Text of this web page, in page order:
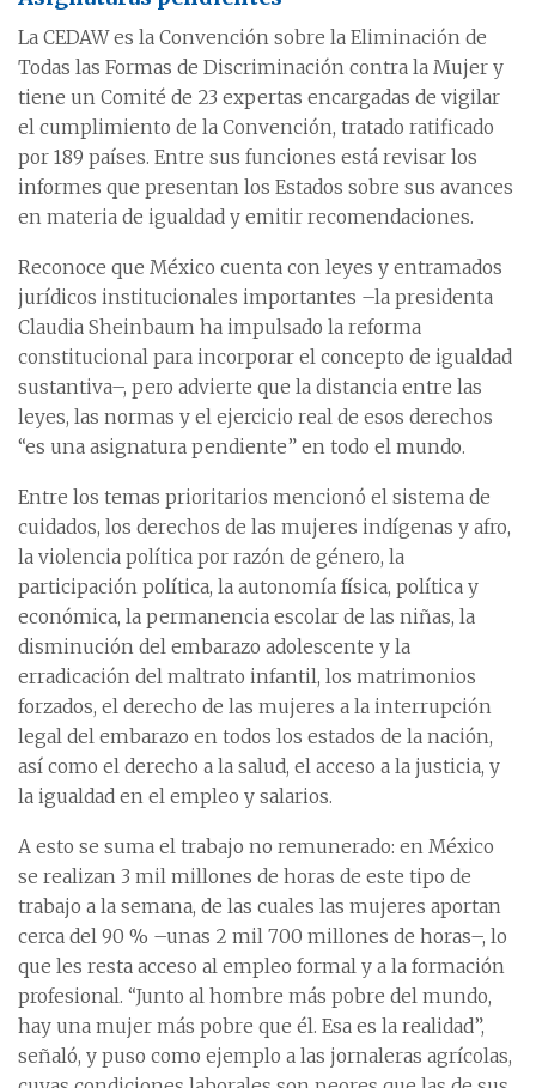
La CEDAW es la Convención sobre la Eliminación de
Todas las Formas de Discriminación contra la Mujer y
tiene un Comité de 23 expertas encargadas de vigilar
el cumplimiento de la Convención, tratado ratificado
por 189 países. Entre sus funciones está revisar los
informes que presentan los Estados sobre sus avances
en materia de igualdad y emitir recomendaciones.
Reconoce que México cuenta con leyes y entramados
jurídicos institucionales importantes –la presidenta
Claudia Sheinbaum ha impulsado la reforma
constitucional para incorporar el concepto de igualdad
sustantiva–, pero advierte que la distancia entre las
leyes, las normas y el ejercicio real de esos derechos
“es una asignatura pendiente” en todo el mundo.
Entre los temas prioritarios mencionó el sistema de
cuidados, los derechos de las mujeres indígenas y afro,
la violencia política por razón de género, la
participación política, la autonomía física, política y
económica, la permanencia escolar de las niñas, la
disminución del embarazo adolescente y la
erradicación del maltrato infantil, los matrimonios
forzados, el derecho de las mujeres a la interrupción
legal del embarazo en todos los estados de la nación,
así como el derecho a la salud, el acceso a la justicia, y
la igualdad en el empleo y salarios.
A esto se suma el trabajo no remunerado: en México
se realizan 3 mil millones de horas de este tipo de
trabajo a la semana, de las cuales las mujeres aportan
cerca del 90 % –unas 2 mil 700 millones de horas–, lo
que les resta acceso al empleo formal y a la formación
profesional. “Junto al hombre más pobre del mundo,
hay una mujer más pobre que él. Esa es la realidad”,
señaló, y puso como ejemplo a las jornaleras agrícolas,